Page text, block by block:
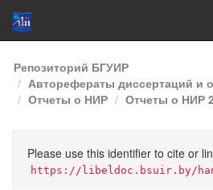
Skip
navigation
Репозиторий БГУИР
Авторефераты диссертаций и
Отчеты о НИР
Отчеты о НИР
Please use this identifier to cite or
https://libeldoc.bsuir.by/